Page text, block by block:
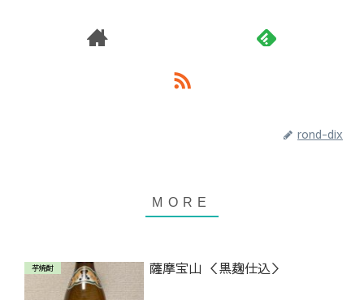
rond-dix
芋焼酎 薩摩宝山 ＜黒麹仕込＞